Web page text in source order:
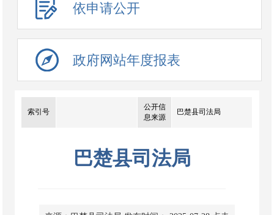
依申请公开
政府网站年度报表
索引号
公开信
息来源
巴楚县司法局
巴楚县司法局